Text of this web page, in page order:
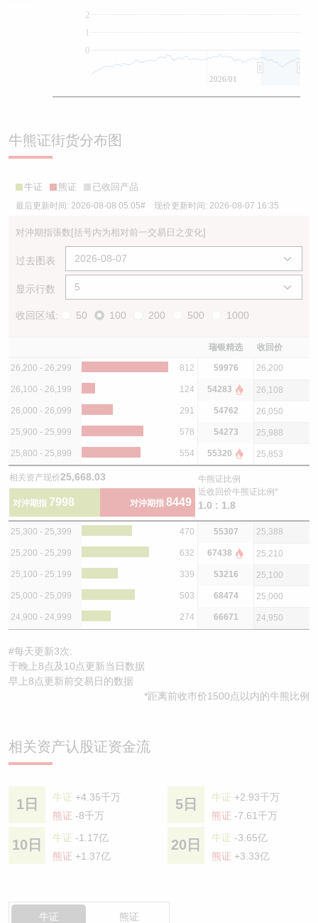
0
1
2
2026/01
牛熊证街货分布图
牛证 熊证 已收回产品
最后更新时间: 2026-08-08 05:05# 现价更新时间: 2026-08-07 16:35
对沖期指張数[括号内为相对前一交易日之变化]
过去图表
显示行数
收回区域: 50 100 200 500 1000
瑞银精选 收回价
26,200 - 26,299 812 59976 26,200
26,100 - 26,199 124 54283 26,108
26,000 - 26,099 291 54762 26,050
25,900 - 25,999 578 54273 25,988
25,800 - 25,899 554 55320 25,853
相关资产现价25,668.03
对沖期指 7998 对沖期指 8449
牛熊证比例
近收回价牛熊证比例*
1.0 : 1.8
25,300 - 25,399 470 55307 25,388
25,200 - 25,299 632 67438 25,210
25,100 - 25,199 339 53216 25,100
25,000 - 25,099 503 68474 25,000
24,900 - 24,999 274 66671 24,950
#每天更新3次:
于晚上8点及10点更新当日数据
早上8点更新前交易日的数据
*距离前收巿价1500点以内的牛熊比例
相关资产认股证资金流
1日 牛证 +4.35千万
熊证 -8千万
5日 牛证 +2.93千万
熊证 -7.61千万
10日 牛证 -1.17亿
熊证 +1.37亿
20日 牛证 -3.65亿
熊证 +3.33亿
牛证 熊证